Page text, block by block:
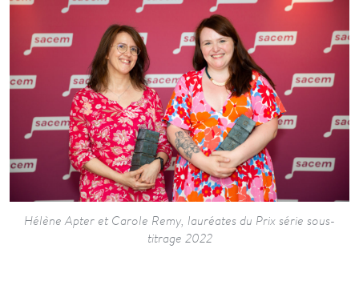
Hélène Apter et Carole Remy, lauréates du Prix série sous-
titrage 2022